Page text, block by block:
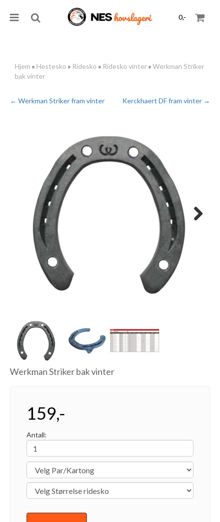
0,-
Hjem » Hestesko » Ridesko » Ridesko vinter» Werkman Striker
bak vinter
Kerckhaert DF fram vinter →
← Werkman Striker fram vinter
Werkman Striker bak vinter
159,-
Antall: